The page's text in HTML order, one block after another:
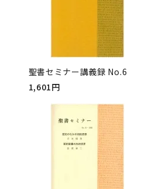
聖書セミナー講義録 No.6
1,601円